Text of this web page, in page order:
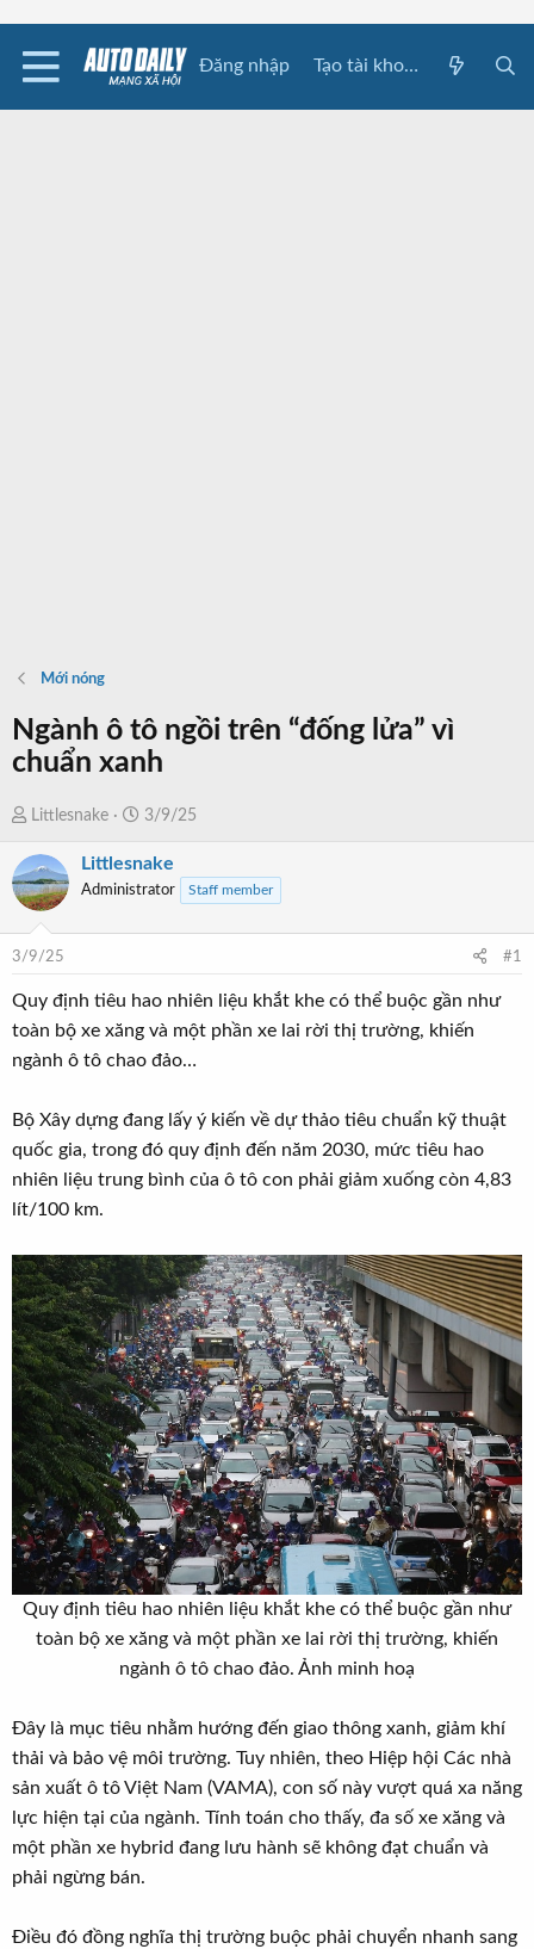
Đăng nhập Tạo tài khoản
Mới nóng
Ngành ô tô ngồi trên “đống lửa” vì
chuẩn xanh
T
r
e
d
t
a
r
r
Littlesnake
N
à
y
đ
ầ
3/9/25
Littlesnake
Administrator Staff member
3/9/25 #1
Quy định tiêu hao nhiên liệu khắt khe có thể buộc gần như
toàn bộ xe xăng và một phần xe lai rời thị trường, khiến
ngành ô tô chao đảo…
Bộ Xây dựng đang lấy ý kiến về dự thảo tiêu chuẩn kỹ thuật
quốc gia, trong đó quy định đến năm 2030, mức tiêu hao
nhiên liệu trung bình của ô tô con phải giảm xuống còn 4,83
lít/100 km.
Quy định tiêu hao nhiên liệu khắt khe có thể buộc gần như
toàn bộ xe xăng và một phần xe lai rời thị trường, khiến
ngành ô tô chao đảo. Ảnh minh hoạ​
Đây là mục tiêu nhằm hướng đến giao thông xanh, giảm khí
thải và bảo vệ môi trường. Tuy nhiên, theo Hiệp hội Các nhà
sản xuất ô tô Việt Nam (VAMA), con số này vượt quá xa năng
lực hiện tại của ngành. Tính toán cho thấy, đa số xe xăng và
một phần xe hybrid đang lưu hành sẽ không đạt chuẩn và
phải ngừng bán.
Điều đó đồng nghĩa thị trường buộc phải chuyển nhanh sang